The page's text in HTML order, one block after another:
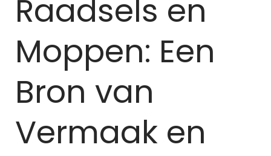
Raadsels en
Moppen: Een
Bron van
Vermaak en